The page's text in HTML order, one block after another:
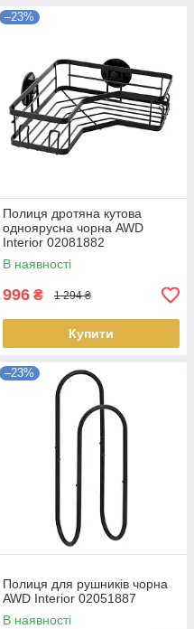
–23%
Полиця дротяна кутова
одноярусна чорна AWD
Interior 02081882
В наявності
996 ₴ 1 294 ₴
Купити
–23%
Полиця для рушників чорна
AWD Interior 02051887
В наявності